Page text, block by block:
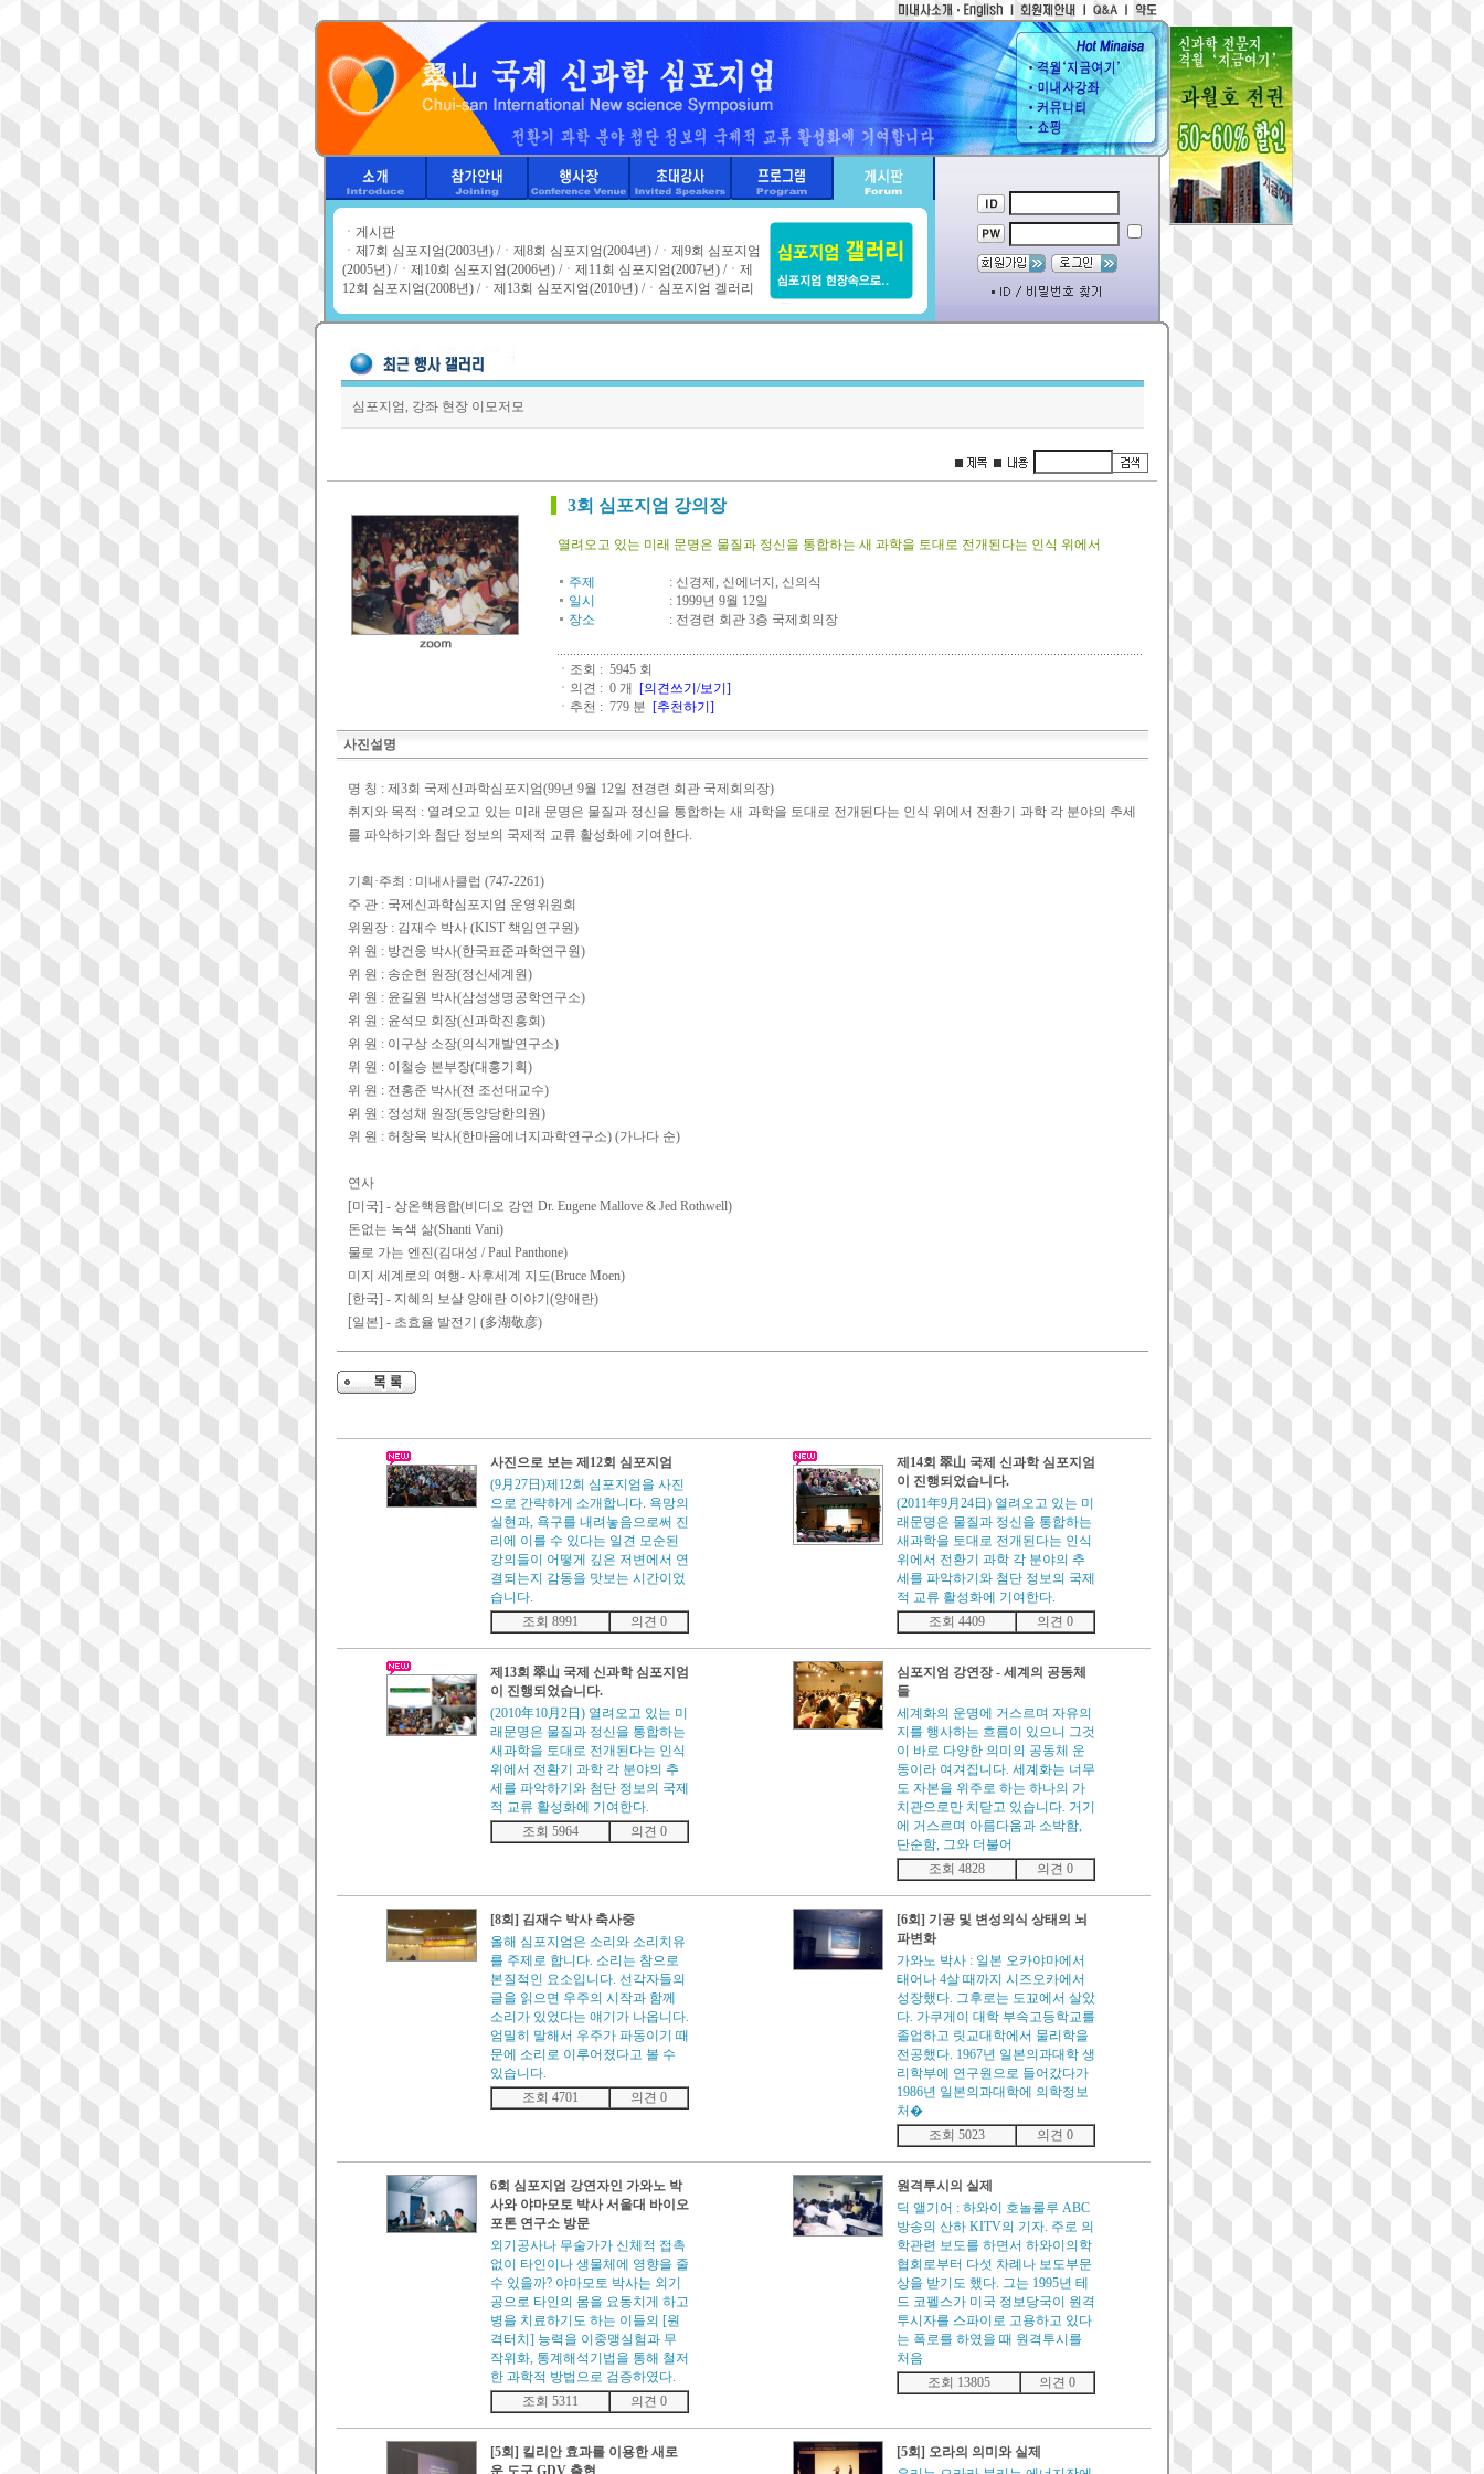
ㆍ 게시판
ㆍ 제7회 심포지엄(2003년) /ㆍ 제8회 심포지엄(2004년) /ㆍ 제9회 심포지엄
(2005년) /ㆍ 제10회 심포지엄(2006년) /ㆍ 제11회 심포지엄(2007년) /ㆍ 제
12회 심포지엄(2008년) /ㆍ 제13회 심포지엄(2010년) /ㆍ 심포지엄 겔러리
심포지엄, 강좌 현장 이모저모
3회 심포지엄 강의장
열려오고 있는 미래 문명은 물질과 정신을 통합하는 새 과학을 토대로 전개된다는 인식 위에서
주제 : 신경제, 신에너지, 신의식
일시
: 1999년 9월 12일
장소
: 전경련 회관 3층 국제회의장
ㆍ조회 : 5945 회
ㆍ의견 : 0 개 [의견쓰기/보기]
ㆍ추천 : 779 분 [추천하기]
사진설명
명 칭 : 제3회 국제신과학심포지엄(99년 9월 12일 전경련 회관 국제회의장)
취지와 목적 : 열려오고 있는 미래 문명은 물질과 정신을 통합하는 새 과학을 토대로 전개된다는 인식 위에서 전환기 과학 각 분야의 추세
를 파악하기와 첨단 정보의 국제적 교류 활성화에 기여한다.
기획·주최 : 미내사클럽 (747-2261)
주 관 : 국제신과학심포지엄 운영위원회
위원장 : 김재수 박사 (KIST 책임연구원)
위 원 : 방건웅 박사(한국표준과학연구원)
위 원 : 송순현 원장(정신세계원)
위 원 : 윤길원 박사(삼성생명공학연구소)
위 원 : 윤석모 회장(신과학진흥회)
위 원 : 이구상 소장(의식개발연구소)
위 원 : 이철승 본부장(대홍기획)
위 원 : 전홍준 박사(전 조선대교수)
위 원 : 정성채 원장(동양당한의원)
위 원 : 허창욱 박사(한마음에너지과학연구소) (가나다 순)
연사
[미국] - 상온핵융합(비디오 강연 Dr. Eugene Mallove & Jed Rothwell)
돈없는 녹색 삶(Shanti Vani)
물로 가는 엔진(김대성 / Paul Panthone)
미지 세계로의 여행- 사후세계 지도(Bruce Moen)
[한국] - 지혜의 보살 양애란 이야기(양애란)
[일본] - 초효율 발전기 (多湖敬彦)
사진으로 보는 제12회 심포지엄
(9月27日)제12회 심포지엄을 사진
으로 간략하게 소개합니다. 욕망의
실현과, 욕구를 내려놓음으로써 진
리에 이를 수 있다는 일견 모순된
강의들이 어떻게 깊은 저변에서 연
결되는지 감동을 맛보는 시간이었
습니다.
조회 8991
의견 0
제14회 翠山 국제 신과학 심포지엄
이 진행되었습니다.
(2011年9月24日) 열려오고 있는 미
래문명은 물질과 정신을 통합하는
새과학을 토대로 전개된다는 인식
위에서 전환기 과학 각 분야의 추
세를 파악하기와 첨단 정보의 국제
적 교류 활성화에 기여한다.
조회 4409
의견 0
제13회 翠山 국제 신과학 심포지엄
이 진행되었습니다.
(2010年10月2日) 열려오고 있는 미
래문명은 물질과 정신을 통합하는
새과학을 토대로 전개된다는 인식
위에서 전환기 과학 각 분야의 추
세를 파악하기와 첨단 정보의 국제
적 교류 활성화에 기여한다.
조회 5964
의견 0
심포지엄 강연장 - 세계의 공동체
들
세계화의 운명에 거스르며 자유의
지를 행사하는 흐름이 있으니 그것
이 바로 다양한 의미의 공동체 운
동이라 여겨집니다. 세계화는 너무
도 자본을 위주로 하는 하나의 가
치관으로만 치닫고 있습니다. 거기
에 거스르며 아름다움과 소박함,
단순함, 그와 더불어
조회 4828
의견 0
[8회] 김재수 박사 축사중
올해 심포지엄은 소리와 소리치유
를 주제로 합니다. 소리는 참으로
본질적인 요소입니다. 선각자들의
글을 읽으면 우주의 시작과 함께
소리가 있었다는 얘기가 나옵니다.
엄밀히 말해서 우주가 파동이기 때
문에 소리로 이루어졌다고 볼 수
있습니다.
조회 4701
의견 0
[6회] 기공 및 변성의식 상태의 뇌
파변화
가와노 박사 : 일본 오카야마에서
태어나 4살 때까지 시즈오카에서
성장했다. 그후로는 도꾜에서 살았
다. 가쿠게이 대학 부속고등학교를
졸업하고 릿교대학에서 물리학을
전공했다. 1967년 일본의과대학 생
리학부에 연구원으로 들어갔다가
1986년 일본의과대학에 의학정보
처�
조회 5023
의견 0
6회 심포지엄 강연자인 가와노 박
사와 야마모토 박사 서울대 바이오
포톤 연구소 방문
외기공사나 무술가가 신체적 접촉
없이 타인이나 생물체에 영향을 줄
수 있을까? 야마모토 박사는 외기
공으로 타인의 몸을 요동치게 하고
병을 치료하기도 하는 이들의 [원
격터치] 능력을 이중맹실험과 무
작위화, 통계해석기법을 통해 철저
한 과학적 방법으로 검증하였다.
조회 5311
의견 0
원격투시의 실제
딕 앨기어 : 하와이 호놀룰루 ABC
방송의 산하 KITV의 기자. 주로 의
학관련 보도를 하면서 하와이의학
협회로부터 다섯 차례나 보도부문
상을 받기도 했다. 그는 1995년 테
드 코펠스가 미국 정보당국이 원격
투시자를 스파이로 고용하고 있다
는 폭로를 하였을 때 원격투시를
처음
조회 13805
의견 0
[5회] 킬리안 효과를 이용한 새로
운 도구 GDV 출현
[5회] 오라의 의미와 실제